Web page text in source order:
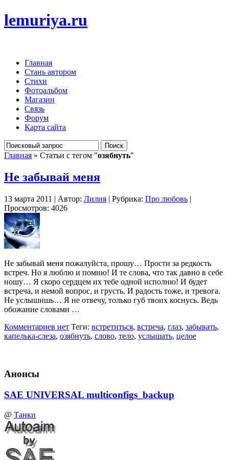
lemuriya.ru
Главная
Стань автором
Стихи
Фотоальбом
Магазин
Связь
Форум
Карта сайта
Главная » Статьи с тегом "озябнуть"
Не забывай меня
13 марта 2011 | Автор: Лилия | Рубрика: Про любовь |
Просмотров: 4026
Не забывай меня пожалуйста, прошу… Прости за редкость
встреч. Но я люблю и помню! И те слова, что так давно в себе
ношу… Я скоро сердцем их тебе одной исполню! И будет
встреча, и немой вопрос, и грусть. И радость тоже, и тревога.
Не услышишь… Я не отвечу, только губ твоих коснусь. Ведь
обожание словами …
Комментариев нет Теги: встретиться, встреча, глаз, забывать,
капелька-слеза, озябнуть, слово, тело, услышать, целое
Анонсы
SAE UNIVERSAL multiconfigs_backup
@ Танки